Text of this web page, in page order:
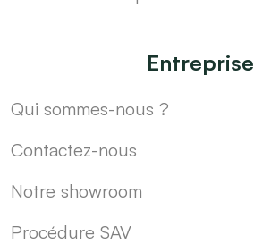
Entreprise
Qui sommes-nous ?
Contactez-nous
Notre showroom
Procédure SAV